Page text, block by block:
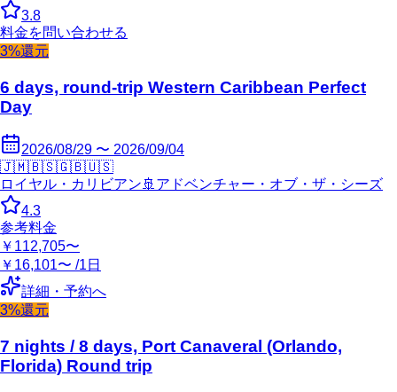
3.8
料金を問い合わせる
3%還元
6 days, round-trip Western Caribbean Perfect
Day
2026/08/29 〜 2026/09/04
🇯🇲🇧🇸🇬🇧🇺🇸
ロイヤル・カリビアン 🚢 アドベンチャー・オブ・ザ・シーズ
4.3
参考料金
￥112,705〜
￥16,101〜 /1日
詳細・予約へ
3%還元
7 nights / 8 days, Port Canaveral (Orlando,
Florida) Round trip